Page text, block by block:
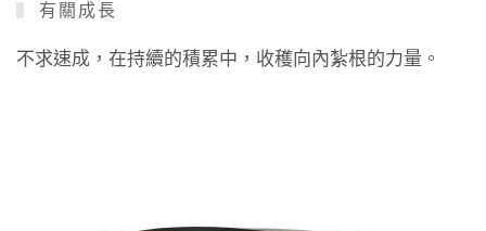
有關成長
不求速成，在持續的積累中，收穫向內紮根的力量。